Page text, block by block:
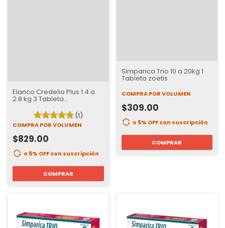
Elanco Credelio Plus 1.4 a
2.8 kg 3 Tableta
Desparasitante interno y
externo para Perros(1)
COMPRA POR VOLUMEN
$829.00
o 5% OFFcon suscripción
COMPRAR
Simparica Trio 10 a 20kg 1
Tableta zoetis
COMPRA POR VOLUMEN
$309.00
o 5% OFFcon suscripción
COMPRAR